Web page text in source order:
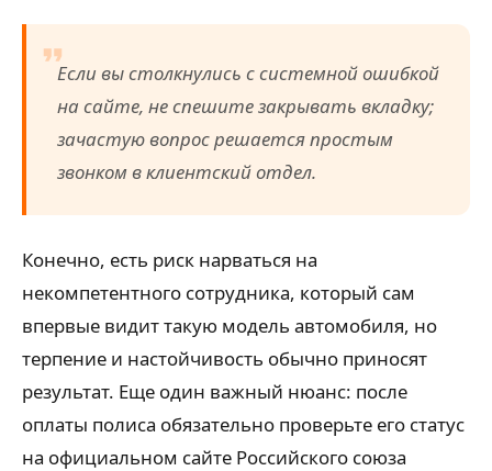
Если вы столкнулись с системной ошибкой
на сайте, не спешите закрывать вкладку;
зачастую вопрос решается простым
звонком в клиентский отдел.
Конечно, есть риск нарваться на
некомпетентного сотрудника, который сам
впервые видит такую модель автомобиля, но
терпение и настойчивость обычно приносят
результат. Еще один важный нюанс: после
оплаты полиса обязательно проверьте его статус
на официальном сайте Российского союза